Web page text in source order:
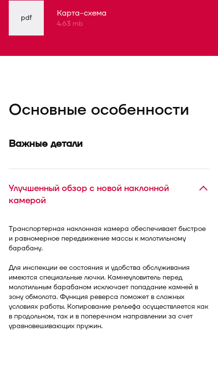
pdf Карта-схема
4.63 mb
Основные особенности
Важные детали
Улучшенный обзор с новой наклонной
камерой
Транспортерная наклонная камера обеспечивает быстрое
и равномерное передвижение массы к молотильному
барабану.
Для инспекции ее состояния и удобства обслуживания
имеются специальные лючки. Камнеуловитель перед
молотильным барабаном исключает попадание камней в
зону обмолота. Функция реверса поможет в сложных
условиях работы. Копирование рельефа осуществляется как
в продольном, так и в поперечном направлении за счет
уравновешивающих пружин.